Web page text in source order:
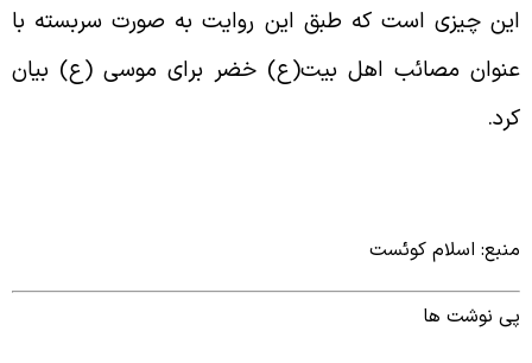
چیزی است که طبق این روایت به صورت سربسته با
مصائب اهل بیت(ع) خضر برای موسی (ع) بیان
اسلام کوئست
نوشت ها